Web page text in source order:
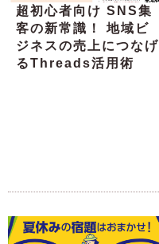
超初心者向け SNS集
客の新常識！ 地域ビ
ジネスの売上につなげ
るThreads活用術